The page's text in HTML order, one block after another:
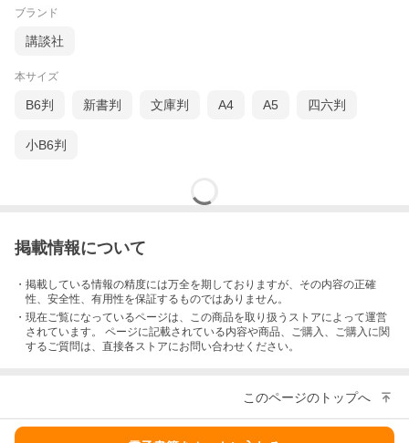
ブランド
講談社
本サイズ
B6判 新書判 文庫判 A4 A5 四六判
小B6判
掲載情報について
・掲載している情報の精度には万全を期しておりますが、その内容の正確
性、安全性、有用性を保証するものではありません。
・現在ご覧になっているページは、この商品を取り扱うストアによって運営
されています。 ページに記載されている内容や商品、ご購入 、ご購入に関
するご質問は、直接各ストアにお問い合わせください。
このページのトップへ